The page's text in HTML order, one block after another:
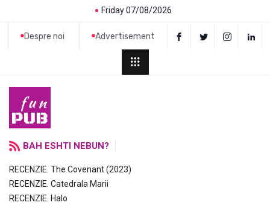
Friday 07/08/2026
Despre noi Advertisement
BAH ESHTI NEBUN?
RECENZIE. The Covenant (2023)
RECENZIE. Catedrala Marii
RECENZIE. Halo